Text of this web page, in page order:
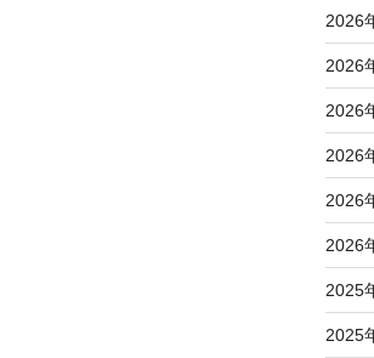
2026
2026
2026
2026
2026
2026
2025
2025